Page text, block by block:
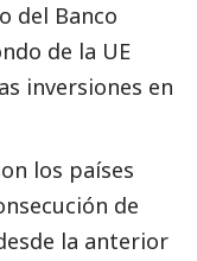
del Banco
de la UE
inversiones en
los países
de
la anterior